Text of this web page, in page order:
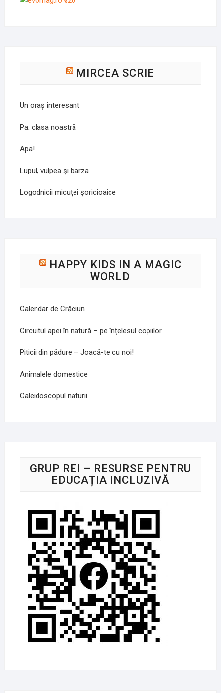
MIRCEA SCRIE
Un oraș interesant
Pa, clasa noastră
Apa!
Lupul, vulpea și barza
Logodnicii micuței șoricioaice
HAPPY KIDS IN A MAGIC
WORLD
Calendar de Crăciun
Circuitul apei în natură – pe înțelesul copiilor
Piticii din pădure – Joacă-te cu noi!
Animalele domestice
Caleidoscopul naturii
GRUP REI – RESURSE PENTRU
EDUCAȚIA INCLUZIVĂ